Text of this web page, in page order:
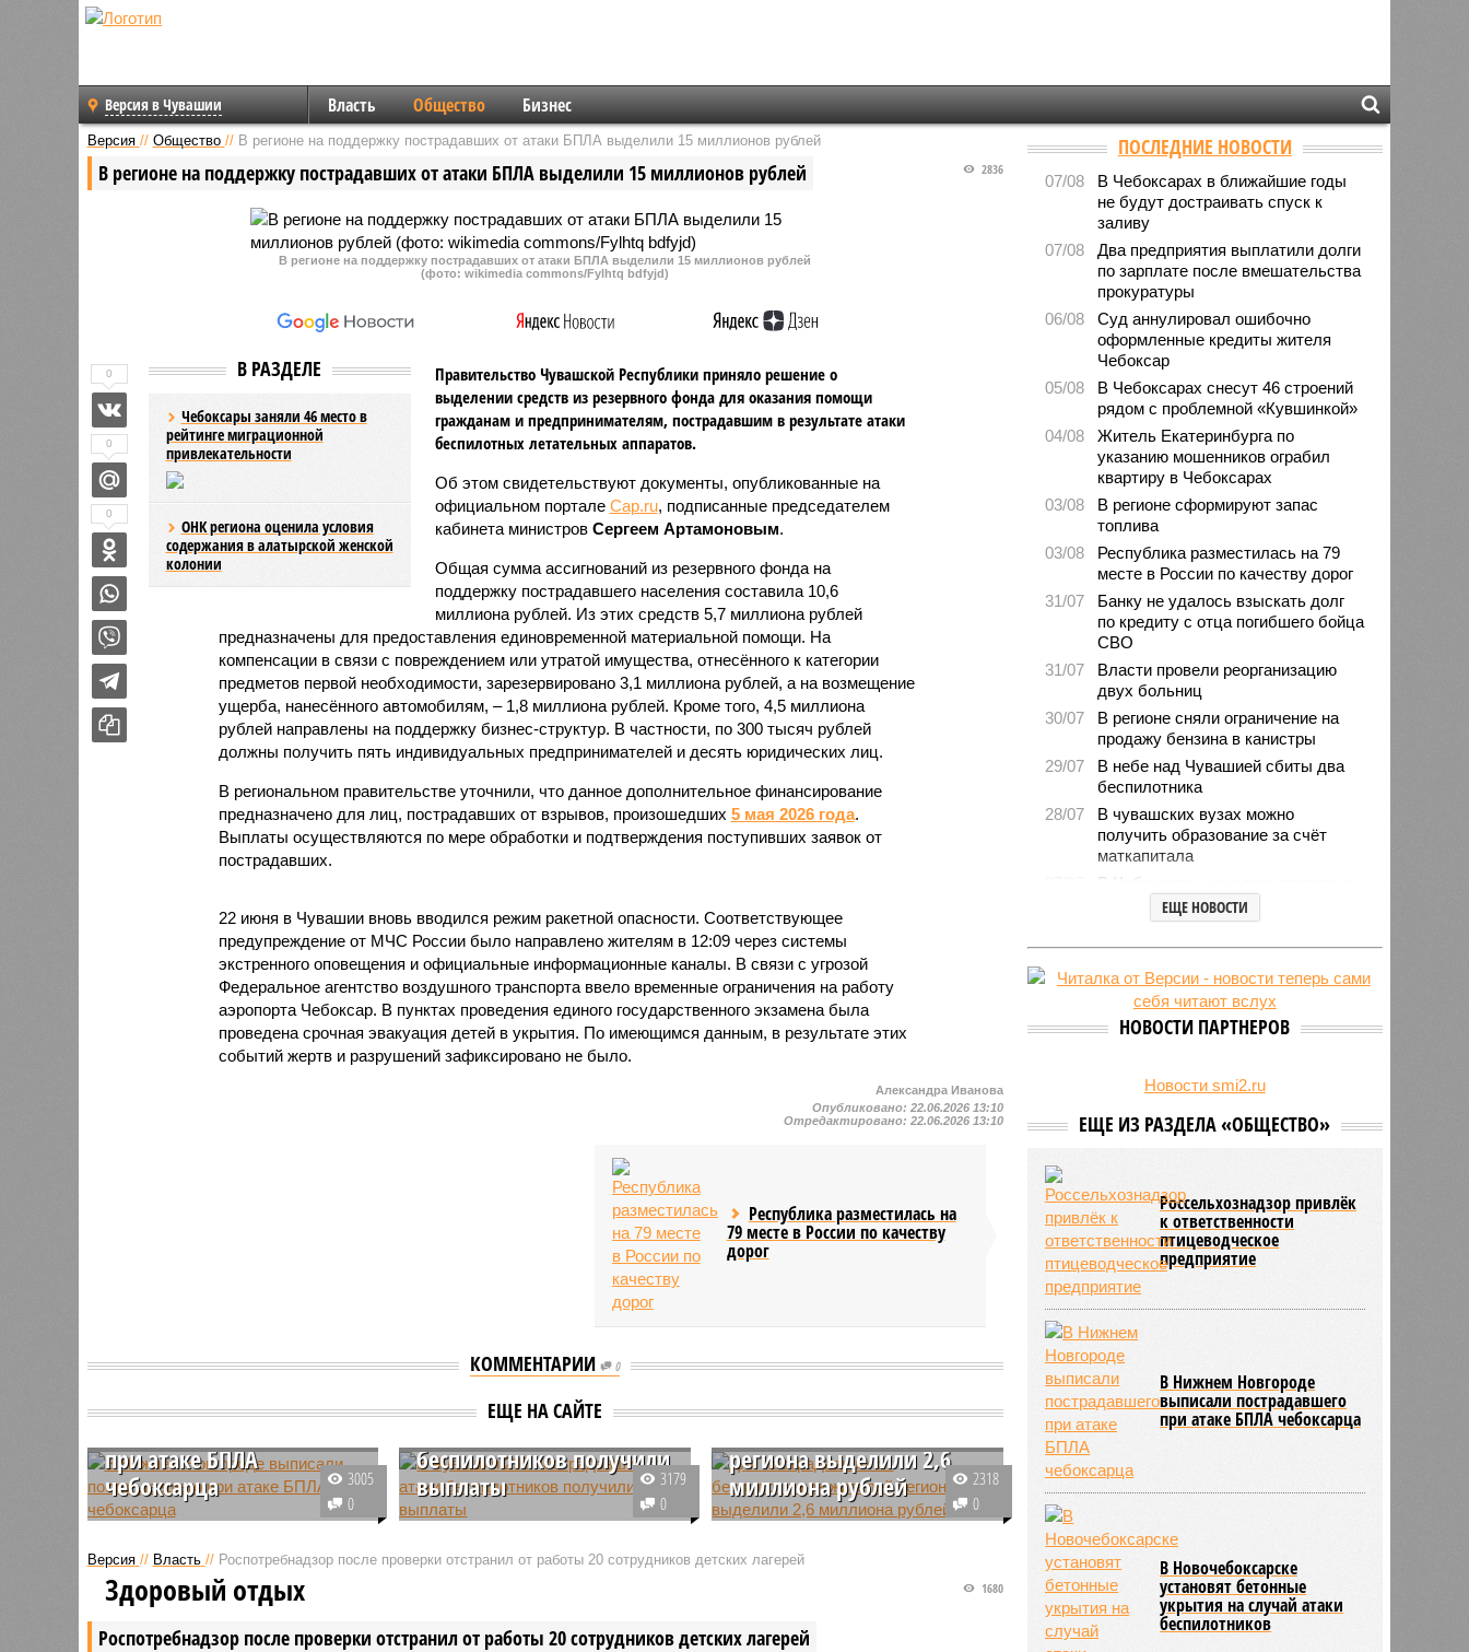
Версия в Чувашии Власть Общество Бизнес
Версия // Общество // В регионе на поддержку пострадавших от атаки БПЛА выделили 15 миллионов рублей
В регионе на поддержку пострадавших от атаки БПЛА выделили 15 миллионов рублей 2836
В регионе на поддержку пострадавших от атаки БПЛА выделили 15 миллионов рублей
(фото: wikimedia commons/Fylhtq bdfyjd)
В РАЗДЕЛЕ
Чебоксары заняли 46 место в
рейтинге миграционной
привлекательности
ОНК региона оценила условия
содержания в алатырской женской
колонии
Правительство Чувашской Республики приняло решение о
выделении средств из резервного фонда для оказания помощи
гражданам и предпринимателям, пострадавшим в результате атаки
беспилотных летательных аппаратов.
Об этом свидетельствуют документы, опубликованные на
официальном портале Cap.ru, подписанные председателем
кабинета министров Сергеем Артамоновым.
Общая сумма ассигнований из резервного фонда на
поддержку пострадавшего населения составила 10,6
миллиона рублей. Из этих средств 5,7 миллиона рублей
предназначены для предоставления единовременной материальной помощи. На
компенсации в связи с повреждением или утратой имущества, отнесённого к категории
предметов первой необходимости, зарезервировано 3,1 миллиона рублей, а на возмещение
ущерба, нанесённого автомобилям, – 1,8 миллиона рублей. Кроме того, 4,5 миллиона
рублей направлены на поддержку бизнес-структур. В частности, по 300 тысяч рублей
должны получить пять индивидуальных предпринимателей и десять юридических лиц.
В региональном правительстве уточнили, что данное дополнительное финансирование
предназначено для лиц, пострадавших от взрывов, произошедших 5 мая 2026 года.
Выплаты осуществляются по мере обработки и подтверждения поступивших заявок от
пострадавших.
22 июня в Чувашии вновь вводился режим ракетной опасности. Соответствующее
предупреждение от МЧС России было направлено жителям в 12:09 через системы
экстренного оповещения и официальные информационные каналы. В связи с угрозой
Федеральное агентство воздушного транспорта ввело временные ограничения на работу
аэропорта Чебоксар. В пунктах проведения единого государственного экзамена была
проведена срочная эвакуация детей в укрытия. По имеющимся данным, в результате этих
событий жертв и разрушений зафиксировано не было.
0
0
0
Александра Иванова
Опубликовано:22.06.2026 13:10
Отредактировано:22.06.2026 13:10
Республика разместилась на
79 месте в России по качеству
дорог
КОММЕНТАРИИ 0
ЕЩЕ НА САЙТЕ
В Нижнем Новгороде
при атаке БПЛА
чебоксарца
29 мая из Ожогового центра,
Приволжского
исследовательского
медицинского университета
(ПИМУ) в Нижнем Новгороде,
3005
0
В Чувашии 295
пострадавших от атаки
беспилотников получили
выплаты
В пресс-службе правительства
единовременную материальную
пострадавших в результате
3179
0
Для пострадавших от
региона выделили 2,6
миллиона рублей
Из резервного фонда
направлено 2,6 миллиона рублей
в результате атаки беспилотных
2318
0
Версия // Власть // Роспотребнадзор после проверки отстранил от работы 20 сотрудников детских лагерей
Роспотребнадзор после проверки отстранил от работы 20 сотрудников детских лагерей
1680
Здоровый отдых
ПОСЛЕДНИЕ НОВОСТИ
07/08
В Чебоксарах в ближайшие годы
не будут достраивать спуск к
заливу
07/08
Два предприятия выплатили долги
по зарплате после вмешательства
прокуратуры
06/08
Суд аннулировал ошибочно
оформленные кредиты жителя
Чебоксар
05/08
В Чебоксарах снесут 46 строений
рядом с проблемной «Кувшинкой»
04/08
Житель Екатеринбурга по
указанию мошенников ограбил
квартиру в Чебоксарах
03/08
В регионе сформируют запас
топлива
03/08
Республика разместилась на 79
месте в России по качеству дорог
31/07
Банку не удалось взыскать долг
по кредиту с отца погибшего бойца
СВО
31/07
Власти провели реорганизацию
двух больниц
30/07
В регионе сняли ограничение на
продажу бензина в канистры
29/07
В небе над Чувашией сбиты два
беспилотника
28/07
В чувашских вузах можно
получить образование за счёт
маткапитала
В Чебоксарах началась проверка
готовности школ и детсадов к
новому учебному году
27/07
Чувашские врачи выходили
младенца массой 745 граммов
Чувашские аграрии начали уборку
урожая
ЕЩЕ НОВОСТИ
НОВОСТИ ПАРТНЕРОВ
Новости smi2.ru
ЕЩЕ ИЗ РАЗДЕЛА «ОБЩЕСТВО»
Россельхознадзор привлёк
к ответственности
птицеводческое
предприятие
В Нижнем Новгороде
выписали пострадавшего
при атаке БПЛА чебоксарца
В Новочебоксарске
установят бетонные
укрытия на случай атаки
беспилотников